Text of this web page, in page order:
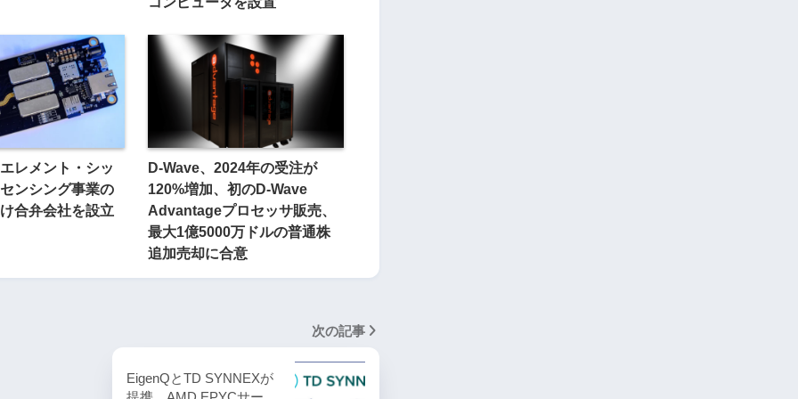
レメント・シッ
ンシング事業の
合弁会社を設立
D-Wave、2024年の受注が
120%増加、初のD-Wave
Advantageプロセッサ販売、
最大1億5000万ドルの普通株
追加売却に合意
次の記事
EigenQとTD SYNNEXが